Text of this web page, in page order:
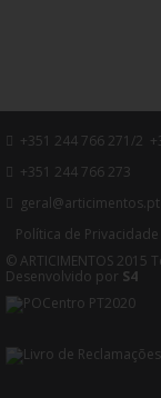
+351 244 766 271/2
+351 244 766 273
geral@articimentos.pt
Política de Privacidade
© ARTICIMENTOS
Desenvolvido por S4